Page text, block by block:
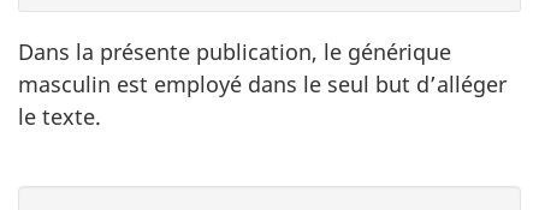
Dans la présente publication, le générique
masculin est employé dans le seul but d’alléger
le texte.